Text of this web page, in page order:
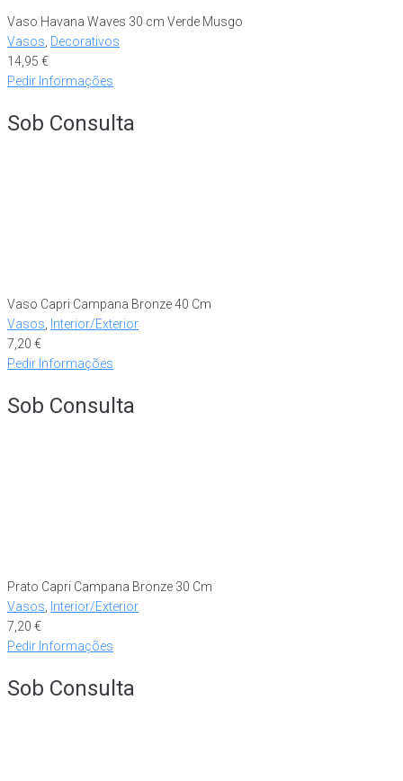
Vaso Havana Waves 30 cm Verde Musgo
Vasos Decorativos
14,95 €
Pedir Informações
Sob Consulta
Vaso Capri Campana Bronze 40 Cm
Vasos
Interior/Exterior
7,20 €
Pedir Informações
Sob Consulta
Prato Capri Campana Bronze 30 Cm
Vasos
Interior/Exterior
7,20 €
Pedir Informações
Sob Consulta